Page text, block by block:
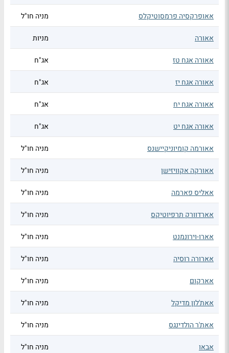
אאופרקסיה פרמסוטיקלס מניה חו"ל
אאורה מניות
אאורה אגח טז אג"ח
אאורה אגח יז אג"ח
אאורה אגח יח אג"ח
אאורה אגח יט אג"ח
אאורמה קומיוניקיישנס מניה חו"ל
אאורקה אקוויזישן מניה חו"ל
אאליס פארמה מניה חו"ל
אארדוורק תרפיוטיקס מניה חו"ל
אארו-וירונמנט מניה חו"ל
אארורה רוסיה מניה חו"ל
אארקום מניה חו"ל
אאת'לון מדיקל מניה חו"ל
אאת'ר הולדינגס מניה חו"ל
אבאו מניה חו"ל